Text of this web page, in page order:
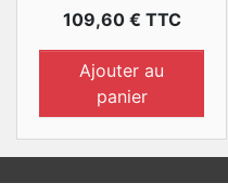
Prix
109,60 € TTC
Ajouter au
panier